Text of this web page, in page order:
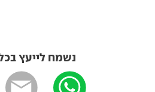
נשמח לייעץ